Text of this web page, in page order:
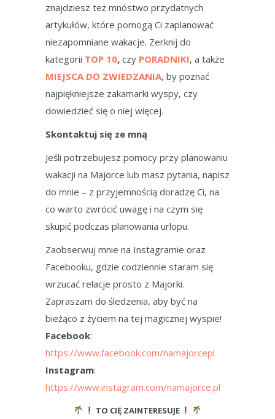
znajdziesz też mnóstwo przydatnych
artykułów, które pomogą Ci zaplanować
niezapomniane wakacje. Zerknij do
kategorii TOP 10, czy PORADNIKI, a także
MIEJSCA DO ZWIEDZANIA, by poznać
najpiękniejsze zakamarki wyspy, czy
dowiedzieć się o niej więcej.
Skontaktuj się ze mną
Jeśli potrzebujesz pomocy przy planowaniu
wakacji na Majorce lub masz pytania, napisz
do mnie – z przyjemnością doradzę Ci, na
co warto zwrócić uwagę i na czym się
skupić podczas planowania urlopu.
Zaobserwuj mnie na Instagramie oraz
Facebooku, gdzie codziennie staram się
wrzucać relacje prosto z Majorki.
Zapraszam do śledzenia, aby być na
bieżąco z życiem na tej magicznej wyspie!
Facebook:
https://www.facebook.com/namajorcepl
Instagram:
https://www.instagram.com/namajorce.pl
TO CIĘ ZAINTERESUJE